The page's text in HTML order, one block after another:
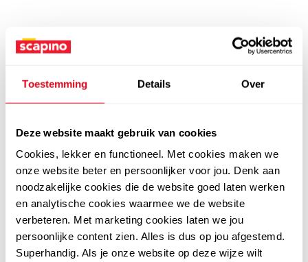
Toestemming Details Over
Deze website maakt gebruik van cookies
Cookies, lekker en functioneel. Met cookies maken we
onze website beter en persoonlijker voor jou. Denk aan
noodzakelijke cookies die de website goed laten werken
en analytische cookies waarmee we de website
verbeteren. Met marketing cookies laten we jou
persoonlijke content zien. Alles is dus op jou afgestemd.
Superhandig. Als je onze website op deze wijze wilt